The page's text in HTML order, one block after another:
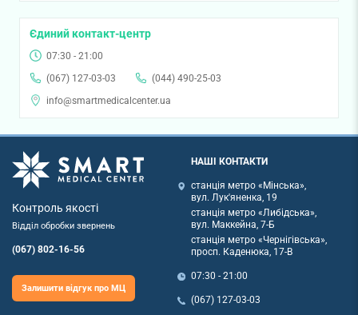
Єдиний контакт-центр
07:30 - 21:00
(067) 127-03-03
(044) 490-25-03
info@smartmedicalcenter.ua
Контроль якості
Відділ обробки звернень
(067) 802-16-56
Залишити відгук про МЦ
НАШІ КОНТАКТИ
станція метро «Мінська»,
вул. Лук'яненка, 19
станція метро «Либідська»,
вул. Маккейна, 7-Б
станція метро «Чернігівська»,
просп. Каденюка, 17-В
07:30 - 21:00
(067) 127-03-03